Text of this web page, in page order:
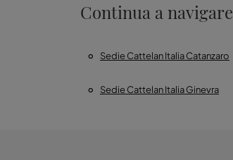
Continua a navigare
Sedie Cattelan Italia Catanzaro
Sedie Cattelan Italia Ginevra